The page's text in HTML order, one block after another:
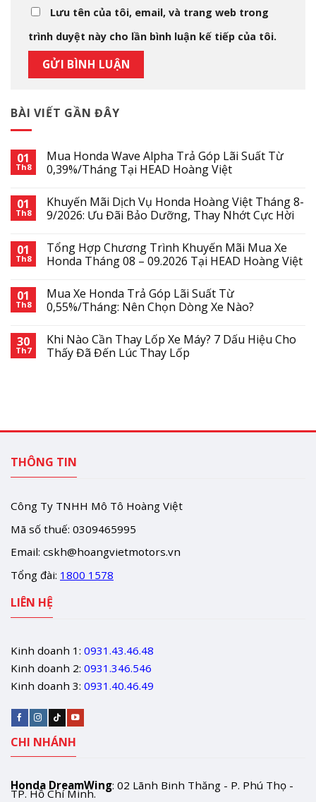
BÀI VIẾT GẦN ĐÂY
01
Th8
Mua Honda Wave Alpha Trả Góp Lãi Suất Từ
0,39%/Tháng Tại HEAD Hoàng Việt
01
Th8
Khuyến Mãi Dịch Vụ Honda Hoàng Việt Tháng 8-
9/2026: Ưu Đãi Bảo Dưỡng, Thay Nhớt Cực Hời
01
Th8
Tổng Hợp Chương Trình Khuyến Mãi Mua Xe
Honda Tháng 08 – 09.2026 Tại HEAD Hoàng Việt
01
Th8
Mua Xe Honda Trả Góp Lãi Suất Từ
0,55%/Tháng: Nên Chọn Dòng Xe Nào?
30
Th7
Khi Nào Cần Thay Lốp Xe Máy? 7 Dấu Hiệu Cho
Thấy Đã Đến Lúc Thay Lốp
Lưu tên của tôi, email, và trang web trong
trình duyệt này cho lần bình luận kế tiếp của tôi.
THÔNG TIN
Công Ty TNHH Mô Tô Hoàng Việt
Mã số thuế: 0309465995
Email: cskh@hoangvietmotors.vn
Tổng đài: 1800 1578
LIÊN HỆ
Kinh doanh 1: 0931.43.46.48
Kinh doanh 2: 0931.346.546
Kinh doanh 3: 0931.40.46.49
CHI NHÁNH
Honda DreamWing: 02 Lãnh Binh Thăng - P. Phú Thọ -
TP. Hồ Chí Minh.